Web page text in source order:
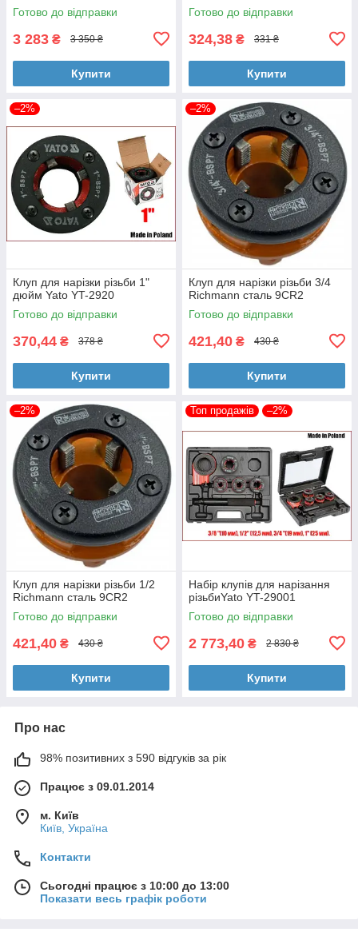
Готово до відправки
3 283 ₴ 3 350 ₴
Купити
Готово до відправки
324,38 ₴ 331 ₴
Купити
–2%
Клуп для нарізки різьби 1"
дюйм Yato YT-2920
Готово до відправки
370,44 ₴ 378 ₴
Купити
–2%
Клуп для нарізки різьби 3/4
Richmann сталь 9CR2
Готово до відправки
421,40 ₴ 430 ₴
Купити
–2%
Клуп для нарізки різьби 1/2
Richmann сталь 9CR2
Готово до відправки
421,40 ₴ 430 ₴
Купити
Топ продажів –2%
Набір клупів для нарізання
різьбиYato YT-29001
Готово до відправки
2 773,40 ₴ 2 830 ₴
Купити
Про нас
98% позитивних з 590 відгуків за рік
Працює з 09.01.2014
м. Київ
Київ, Україна
Контакти
Сьогодні працює з 10:00 до 13:00
Показати весь графік роботи